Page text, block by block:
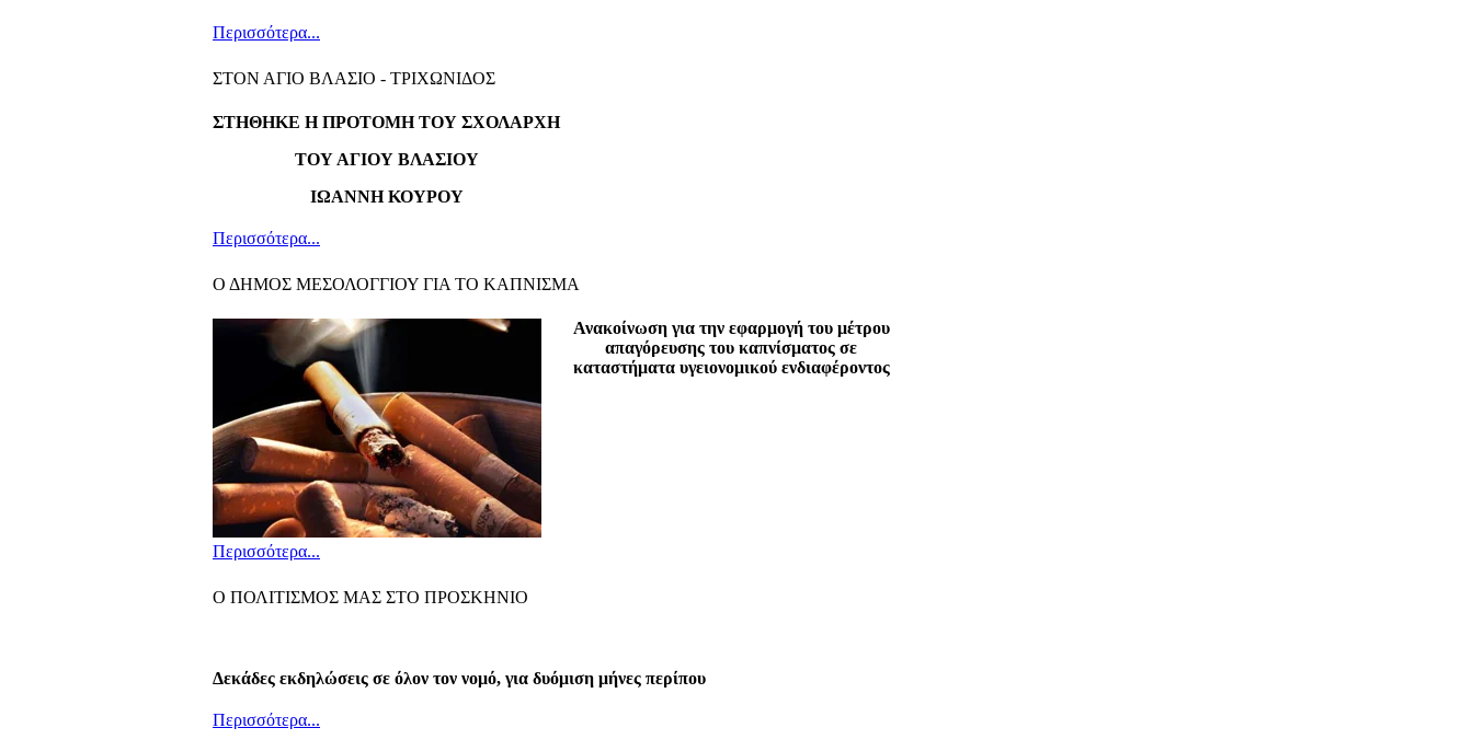
Περισσότερα...
ΣΤΟΝ ΑΓΙΟ ΒΛΑΣΙΟ - ΤΡΙΧΩΝΙΔΟΣ
ΣΤΗΘΗΚΕ Η ΠΡΟΤΟΜΗ ΤΟΥ ΣΧΟΛΑΡΧΗ
ΤΟΥ ΑΓΙΟΥ ΒΛΑΣΙΟΥ
ΙΩΑΝΝΗ ΚΟΥΡΟΥ
Περισσότερα...
Ο ΔΗΜΟΣ ΜΕΣΟΛΟΓΓΙΟΥ ΓΙΑ ΤΟ ΚΑΠΝΙΣΜΑ
Ανακοίνωση για την εφαρμογή του μέτρου
απαγόρευσης του καπνίσματος σε
καταστήματα υγειονομικού ενδιαφέροντος
Περισσότερα...
Ο ΠΟΛΙΤΙΣΜΟΣ ΜΑΣ ΣΤΟ ΠΡΟΣΚΗΝΙΟ
Δεκάδες εκδηλώσεις σε όλον τον νομό, για δυόμιση μήνες περίπου
Περισσότερα...